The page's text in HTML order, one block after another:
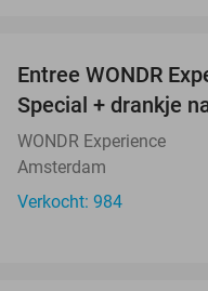
Entree WONDR
Special + drankje
WONDR Experience
Amsterdam
Verkocht: 984